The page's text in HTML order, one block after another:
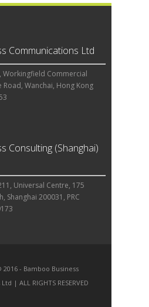
Communications Ltd
Workingfield Commercial
Road, Wanchai, Hong Kong
Consulting (Shanghai)
Universal Centre, 175
Shanghai 200031, PRC
2016 - Bamboo Business
| ALL RIGHTS RESERVED